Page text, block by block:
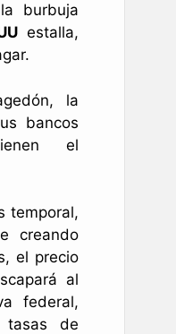
burbuja
estalla,
la
bancos
el
temporal,
creando
el precio
al
federal,
de